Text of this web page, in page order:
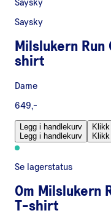
Saysky
Saysky
Milslukern Run
shirt
Dame
649,-
Legg i handlekurv
Legg i handlekurv
Se lagerstatus
Om Milslukern
T-shirt